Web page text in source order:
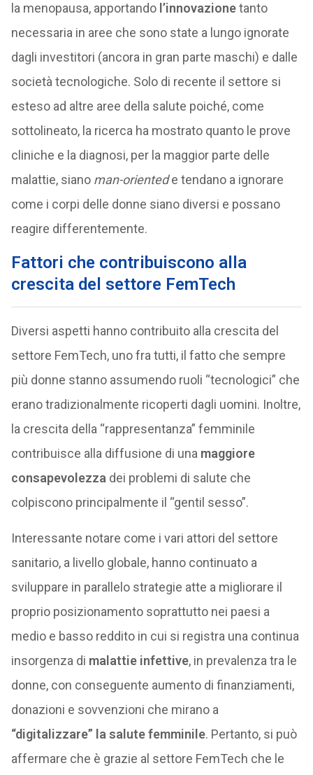
la menopausa, apportando l’innovazionetanto
necessaria in aree che sono state a lungo ignorate
dagli investitori (ancora in gran parte maschi) e dalle
società tecnologiche. Solo di recente il settore si
esteso ad altre aree della salute poiché, come
sottolineato, la ricerca ha mostrato quanto le prove
cliniche e la diagnosi, per la maggior parte delle
malattie, siano man-orientede tendano a ignorare
come i corpi delle donne siano diversi e possano
reagire differentemente.
Fattori che contribuiscono alla
crescita del settore FemTech
Diversi aspetti hanno contribuito alla crescita del
settore FemTech, uno fra tutti, il fatto che sempre
più donne stanno assumendo ruoli “tecnologici” che
erano tradizionalmente ricoperti dagli uomini. Inoltre,
la crescita della “rappresentanza” femminile
contribuisce alla diffusione di una maggiore
consapevolezza dei problemi di salute che
colpiscono principalmente il “gentil sesso”.
Interessante notare come i vari attori del settore
sanitario, a livello globale, hanno continuato a
sviluppare in parallelo strategie atte a migliorare il
proprio posizionamento soprattutto nei paesi a
medio e basso reddito in cui si registra una continua
insorgenza di malattie infettive, in prevalenza tra le
donne, con conseguente aumento di finanziamenti,
donazioni e sovvenzioni che mirano a
“digitalizzare” la salute femminile. Pertanto, si può
affermare che è grazie al settore FemTech che le